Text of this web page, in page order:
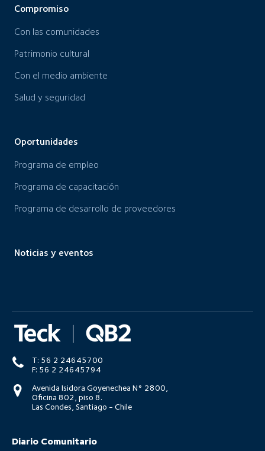
Compromiso
Con las comunidades
Patrimonio cultural
Con el medio ambiente
Salud y seguridad
Oportunidades
Programa de empleo
Programa de capacitación
Programa de desarrollo de proveedores
Noticias y eventos
T: 56 2 24645700
F: 56 2 24645794
Avenida Isidora Goyenechea N° 2800,
Oficina 802, piso 8.
Las Condes, Santiago - Chile
Diario Comunitario